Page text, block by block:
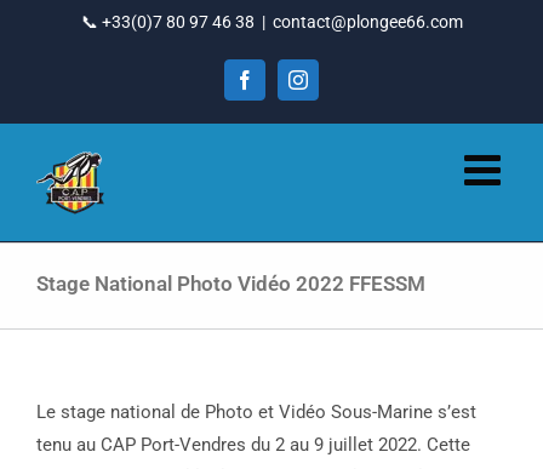
📞 +33(0)7 80 97 46 38 | contact@plongee66.com
FacebookInstagram
Stage National Photo Vidéo 2022 FFESSM
Le stage national de Photo et Vidéo Sous-Marine s’est
tenu au CAP Port-Vendres du 2 au 9 juillet 2022. Cette